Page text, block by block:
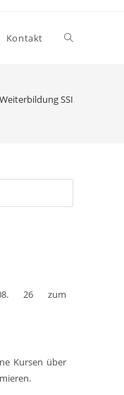
Kontakt Website-
Weiterbildung SSI
Escape
26 zum
Kursen über